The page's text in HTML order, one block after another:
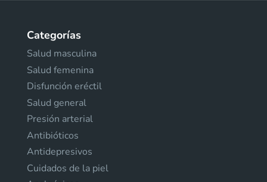
Categorías
Salud masculina
Salud femenina
Disfunción eréctil
Salud general
Presión arterial
Antibióticos
Antidepresivos
Cuidados de la piel